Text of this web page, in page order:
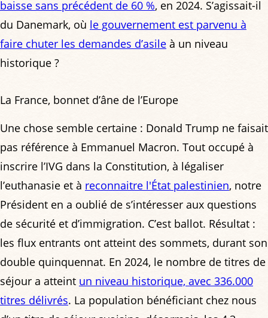
baisse sans précédent de 60 %, en 2024. S’agissait-il
du Danemark, où le gouvernement est parvenu à
faire chuter les demandes d’asile à un niveau
historique ?
La France, bonnet d’âne de l’Europe
Une chose semble certaine : Donald Trump ne faisait
pas référence à Emmanuel Macron. Tout occupé à
inscrire l’IVG dans la Constitution, à légaliser
l’euthanasie et à reconnaitre l'État palestinien, notre
Président en a oublié de s’intéresser aux questions
de sécurité et d’immigration. C’est ballot. Résultat :
les flux entrants ont atteint des sommets, durant son
double quinquennat. En 2024, le nombre de titres de
séjour a atteint un niveau historique, avec 336.000
titres délivrés. La population bénéficiant chez nous